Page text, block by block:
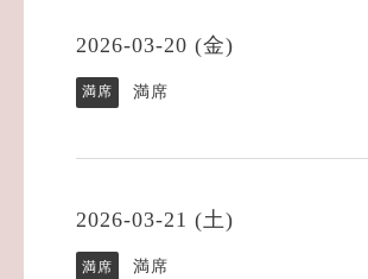
2026-03-20 (金)
満席 満席
2026-03-21 (土)
満席 満席